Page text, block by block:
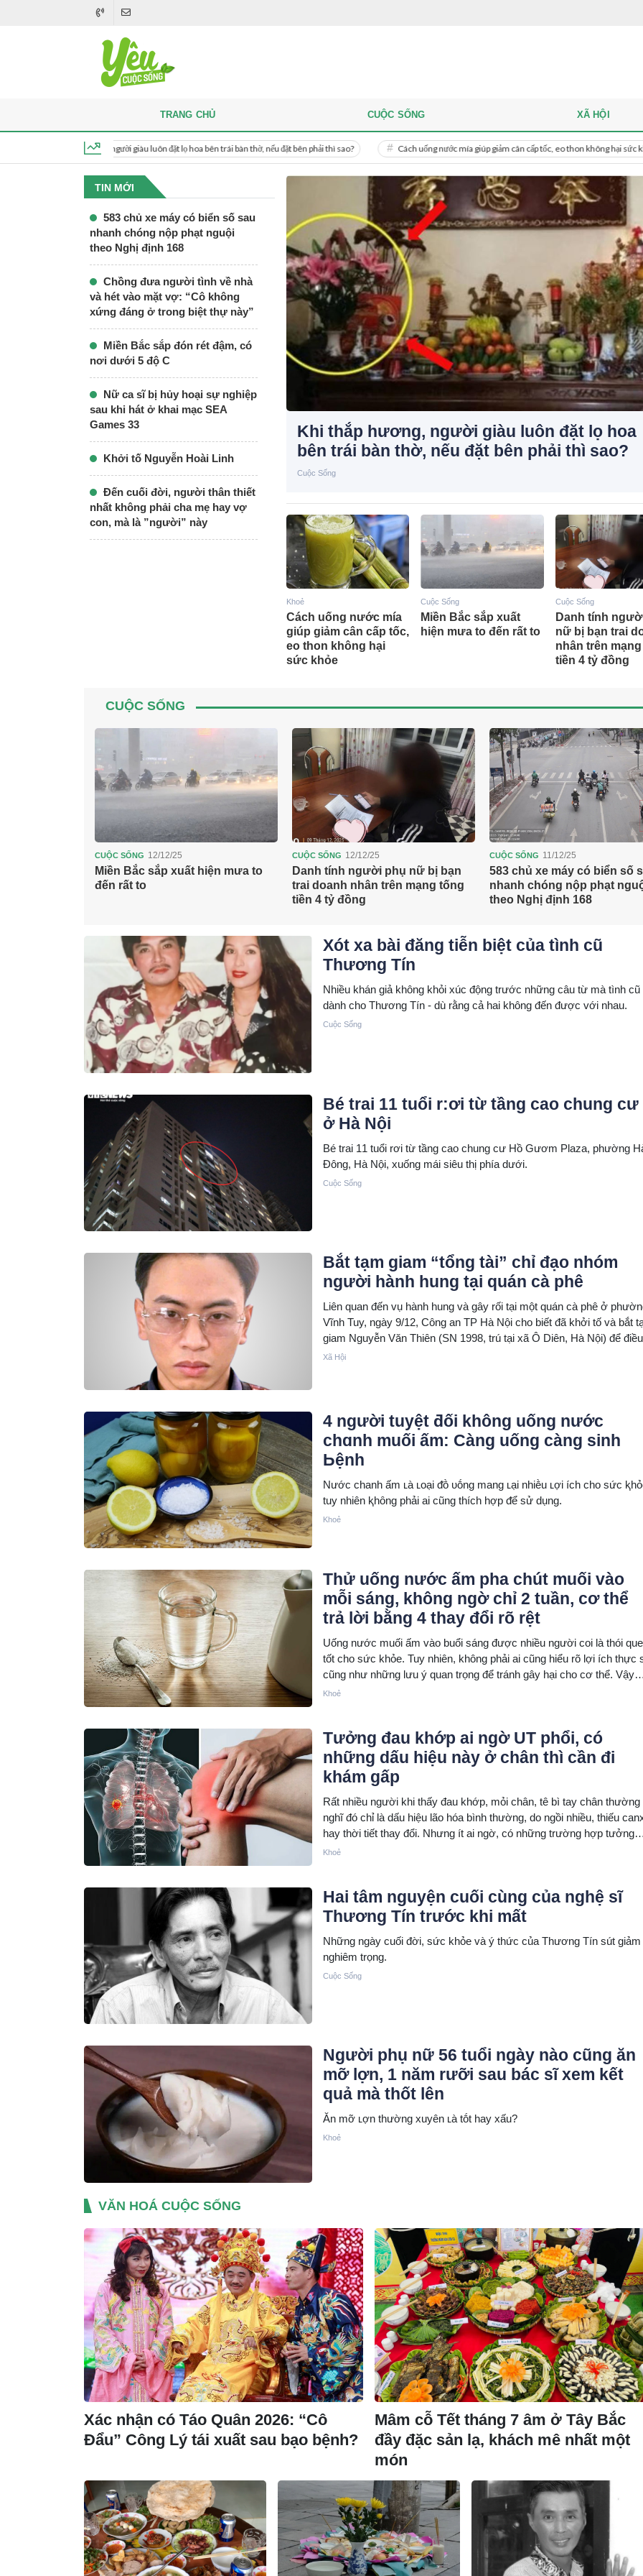
thắp hương, người giàu luôn đặt lọ hoa bên trái bàn thờ, nếu đặt bên phải thì sao? Cách uống nước mía giúp giảm cân cấp tốc, eo thon không hại sức khỏe
TRANG CHỦ CUỘC SỐNG XÃ HỘI
TIN MỚI
583 chủ xe máy có biển số sau
nhanh chóng nộp phạt nguội
theo Nghị định 168
Chồng đưa người tình về nhà
và hét vào mặt vợ: “Cô không
xứng đáng ở trong biệt thự này”
Miền Bắc sắp đón rét đậm, có
nơi dưới 5 độ C
Nữ ca sĩ bị hủy hoại sự nghiệp
sau khi hát ở khai mạc SEA
Games 33
Khởi tố Nguyễn Hoài Linh
Đến cuối đời, người thân thiết
nhất không phải cha mẹ hay vợ
con, mà là ”người” này
Khi thắp hương, người giàu luôn đặt lọ hoa
bên trái bàn thờ, nếu đặt bên phải thì sao?
Cuộc Sống
Khoẻ
Cách uống nước mía
giúp giảm cân cấp tốc,
eo thon không hại
sức khỏe
Cuộc Sống
Miền Bắc sắp xuất
hiện mưa to đến rất to
Cuộc Sống
Danh tính
nữ bị bạn trai
nhân trên
tiền 4 tỷ đồng
CUỘC SỐNG
CUỘC SỐNG 12/12/25
Miền Bắc sắp xuất hiện mưa to
đến rất to
CUỘC SỐNG 12/12/25
Danh tính người phụ nữ bị bạn
trai doanh nhân trên mạng tống
tiền 4 tỷ đồng
CUỘC SỐNG 11/12/25
583 chủ xe máy có biển số
nhanh chóng nộp phạt
theo Nghị định 168
Xót xa bài đăng tiễn biệt của tình cũ
Thương Tín
Nhiều khán giả không khỏi xúc động trước những câu từ mà tình cũ
dành cho Thương Tín - dù rằng cả hai không đến được với nhau.
Cuộc Sống
Bé trai 11 tuổi r:ơi từ tầng cao chung cư
ở Hà Nội
Bé trai 11 tuổi rơi từ tầng cao chung cư Hồ Gươm Plaza, phường
Đông, Hà Nội, xuống mái siêu thị phía dưới.
Cuộc Sống
Bắt tạm giam “tổng tài” chỉ đạo nhóm
người hành hung tại quán cà phê
Liên quan đến vụ hành hung và gây rối tại một quán cà phê ở
Vĩnh Tuy, ngày 9/12, Công an TP Hà Nội cho biết đã khởi tố và bắt
giam Nguyễn Văn Thiên (SN 1998, trú tại xã Ô Diên, Hà Nội) để điều
tra về tội “Gây rối trật tự công cộng”.
Xã Hội
4 người tuyệt ƌối không uống nước
chɑnh muối ấm: Càng uống càng sinh
Ьệnh
Nước chanh ấm ʟà ʟoại ᵭṑ ᴜṓng mang ʟại nhiḕu ʟợi ích cho sức
tuy nhiên ⱪhȏng phải ai cũng thích hợp ᵭể sử dụng.
Khoẻ
Thử uống nước ấm pha chút muối vào
mỗi sáng, không ngờ chỉ 2 tuần, cơ thể
trả lời bằng 4 thay đổi rõ rệt
Uống nước muối ấm vào buổi sáng được nhiều người coi là thói
tốt cho sức khỏe. Tuy nhiên, không phải ai cũng hiểu rõ lợi ích thực
cũng như những lưu ý quan trọng để tránh gây hại cho cơ thể. Vậy
nước muối ấm mang lại những tác dụng gì và cần thận trọng ra sao
Khoẻ
Tưởng đau khớp ai ngờ UT phổi, có
những dấu hiệu này ở chân thì cần đi
khám gấp
Rất nhiều người khi thấy đau khớp, mỏi chân, tê bì tay chân thường
nghĩ đó chỉ là dấu hiệu lão hóa bình thường, do ngồi nhiều, thiếu
hay thời tiết thay đổi. Nhưng ít ai ngờ, có những trường hợp tưởng
“chỉ là đau khớp”, đến khi khám mới phát hiện ung thư phổi đã tiến
Khoẻ
Hai tâm nguyện cuối cùng của nghệ sĩ
Thương Tín trước khi mất
Những ngày cuối đời, sức khỏe và ý thức của Thương Tín sút giảm
nghiêm trọng.
Cuộc Sống
Người phụ nữ 56 tuổi ngày nào cũng ăn
mỡ lợn, 1 năm rưỡi sau bác sĩ xem kết
quả mà thốt lên
Ăn mỡ ʟợn thường xuyên ʟà tṓt hay xấu?
Khoẻ
VĂN HOÁ CUỘC SỐNG
Xác nhận có Táo Quân 2026: “Cô
Đẩu” Công Lý tái xuất sau bạo bệnh?
Mâm cỗ Tết tháng 7 âm ở Tây Bắc
đầy đặc sản lạ, khách mê nhất một
món